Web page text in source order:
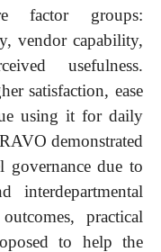
factor groups:
vendor capability,
usefulness.
satisfaction, ease
using it for daily
demonstrated
governance due to
interdepartmental
practical
to help the